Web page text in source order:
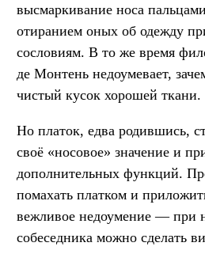
высмаркивание носа
отиранием оных об одежду
сословиям. В то же время
де Монтень недоумевает,
чистый кусок хорошей ткани.
Но платок, едва родившись,
своё «носовое» значение и
дополнительных функций.
помахать платком и
вежливое недоумение — при
собеседника можно сделать